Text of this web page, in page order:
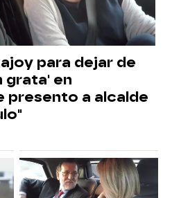
para dejar de
grata' en
presento a alcalde